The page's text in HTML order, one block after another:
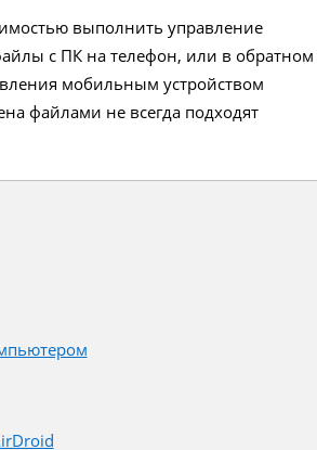
выполнить управление
с ПК на телефон, или в обратном
мобильным устройством
файлами не всегда подходят